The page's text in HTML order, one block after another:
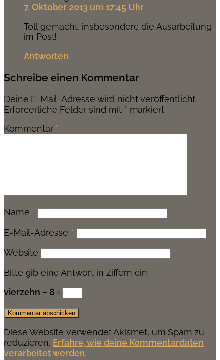
7. Oktober 2013 um 17:45 Uhr
Toll gemacht, insbesondere die Ausarbeitung
im Post!
Antworten
Schreibe einen Kommentar
Deine E-Mail-Adresse wird nicht veröffentlicht.
Erforderliche Felder sind mit * markiert
Kommentar *
Name *
E-Mail-Adresse *
Website
Bitte gib eine Antwort in Ziffern ein:
vierzehn − 8 =
Diese Website verwendet Akismet, um Spam zu
reduzieren. Erfahre, wie deine Kommentardaten
verarbeitet werden.